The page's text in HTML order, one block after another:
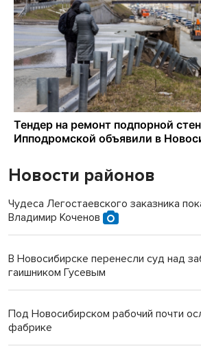
Новости районов
Чудеса Легостаевского заказника
Владимир Коченов
В Новосибирске перенесли суд над
гаишником Гусевым
Под Новосибирском рабочий почти
фабрике